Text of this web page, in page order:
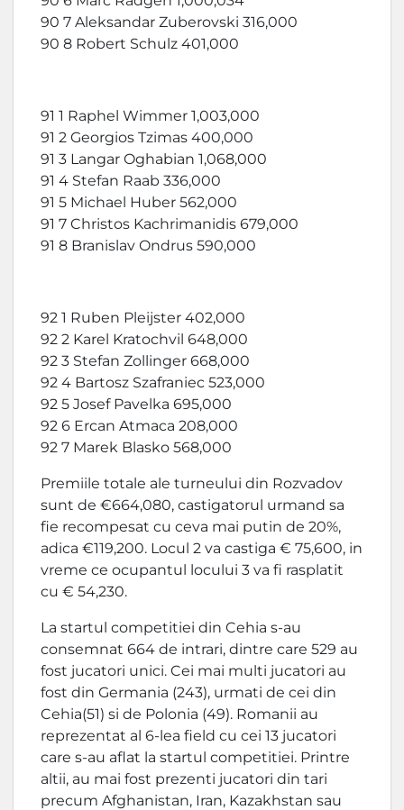
90 7 Aleksandar Zuberovski 316,000
90 8 Robert Schulz 401,000
91 1 Raphel Wimmer 1,003,000
91 2 Georgios Tzimas 400,000
91 3 Langar Oghabian 1,068,000
91 4 Stefan Raab 336,000
91 5 Michael Huber 562,000
91 7 Christos Kachrimanidis 679,000
91 8 Branislav Ondrus 590,000
92 1 Ruben Pleijster 402,000
92 2 Karel Kratochvil 648,000
92 3 Stefan Zollinger 668,000
92 4 Bartosz Szafraniec 523,000
92 5 Josef Pavelka 695,000
92 6 Ercan Atmaca 208,000
92 7 Marek Blasko 568,000
Premiile totale ale turneului din Rozvadov
sunt de €664,080, castigatorul urmand sa
fie recompesat cu ceva mai putin de 20%,
adica €119,200. Locul 2 va castiga € 75,600, in
vreme ce ocupantul locului 3 va fi rasplatit
cu € 54,230.
La startul competitiei din Cehia s-au
consemnat 664 de intrari, dintre care 529 au
fost jucatori unici. Cei mai multi jucatori au
fost din Germania (243), urmati de cei din
Cehia(51) si de Polonia (49). Romanii au
reprezentat al 6-lea field cu cei 13 jucatori
care s-au aflat la startul competitiei. Printre
altii, au mai fost prezenti jucatori din tari
precum Afghanistan, Iran, Kazakhstan sau